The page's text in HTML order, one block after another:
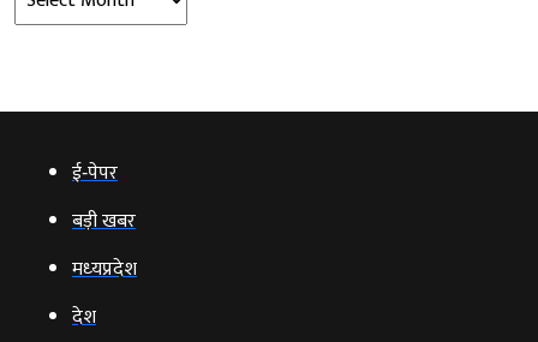
ई‑पेपर
बड़ी खबर
मध्‍यप्रदेश
देश